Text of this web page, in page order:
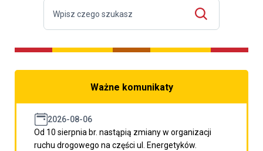
Ważne komunikaty
2026-08-06
Od 10 sierpnia br. nastąpią zmiany w organizacji
ruchu drogowego na części ul. Energetyków.